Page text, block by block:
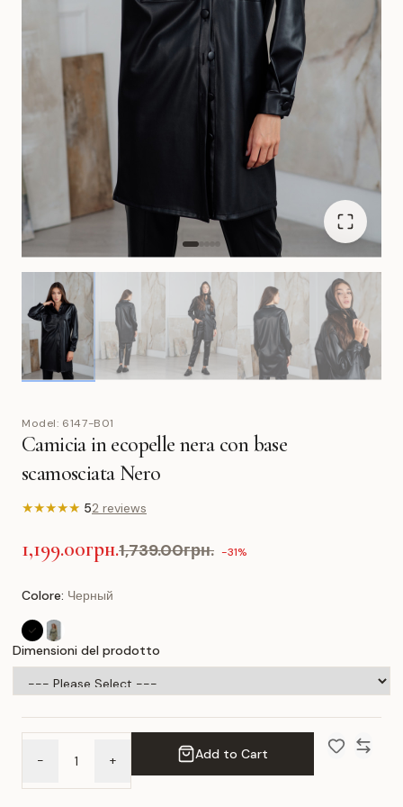
Model: 6147-B01
Camicia in ecopelle nera con base
scamosciata Nero
★★★★★ 52 reviews
1,199.00грн.1,739.00грн. -31%
Colore: Черный
Dimensioni del prodotto
- + Add to Cart